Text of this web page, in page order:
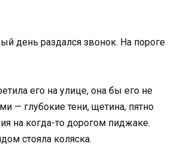
день раздался звонок. На пороге
его на улице, она бы его не
— глубокие тени, щетина, пятно
на когда-то дорогом пиджаке.
стояла коляска.